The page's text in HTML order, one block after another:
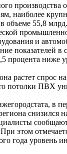
производства
наиболее
объеме 55,8
и
показателей в
процента ниже
растет спрос на
потолки ПВХ
в
снизился
этом
года уровень